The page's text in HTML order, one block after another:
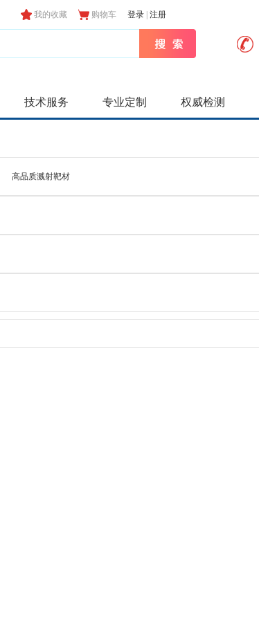
我的收藏 购物车 登录 注册
技术服务 专业定制 权威检测
高品质溅射靶材